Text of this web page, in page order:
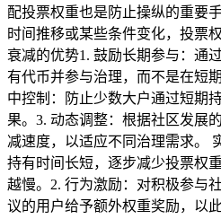
配投票权重也是防止操纵的重要
时间推移或某些条件变化，投票
衰减的优势1. 鼓励长期参与：通
有代币并参与治理，而不是在短
中控制：防止少数大户通过短期
果。3. 动态调整：根据社区发展
减速度，以适应不同治理需求。
持有时间长短，逐步减少投票权
越慢。2. 行为激励：对积极参与
议的用户给予额外权重奖励，以